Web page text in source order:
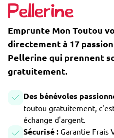
Pellerine
Emprunte Mon Toutou
directement à 17
Pellerine qui prennent
gratuitement.
Des bénévoles
toutou gratuitement,
échange d'argent.
Sécurisé : Garantie Frais